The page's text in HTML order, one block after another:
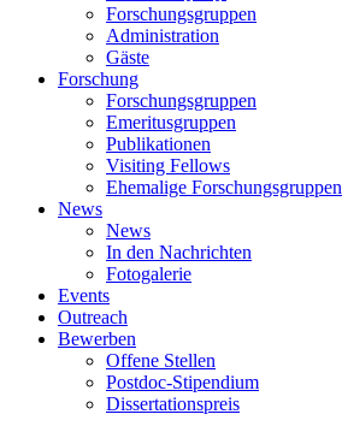
Forschungsgruppen
Administration
Gäste
Forschung
Forschungsgruppen
Emeritusgruppen
Publikationen
Visiting Fellows
Ehemalige Forschungsgruppen
News
News
In den Nachrichten
Fotogalerie
Events
Outreach
Bewerben
Offene Stellen
Postdoc-Stipendium
Dissertationspreis